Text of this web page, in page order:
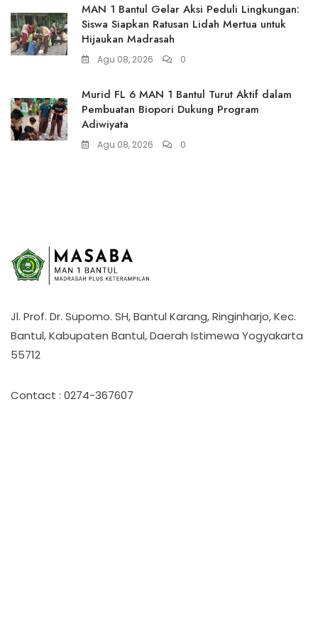
MAN 1 Bantul Gelar Aksi Peduli Lingkungan:
Siswa Siapkan Ratusan Lidah Mertua untuk
Hijaukan Madrasah
Agu 08, 2026 0
Murid FL 6 MAN 1 Bantul Turut Aktif dalam
Pembuatan Biopori Dukung Program
Adiwiyata
Agu 08, 2026 0
Jl. Prof. Dr. Supomo. SH, Bantul Karang, Ringinharjo, Kec.
Bantul, Kabupaten Bantul, Daerah Istimewa Yogyakarta
55712
Contact : 0274-367607